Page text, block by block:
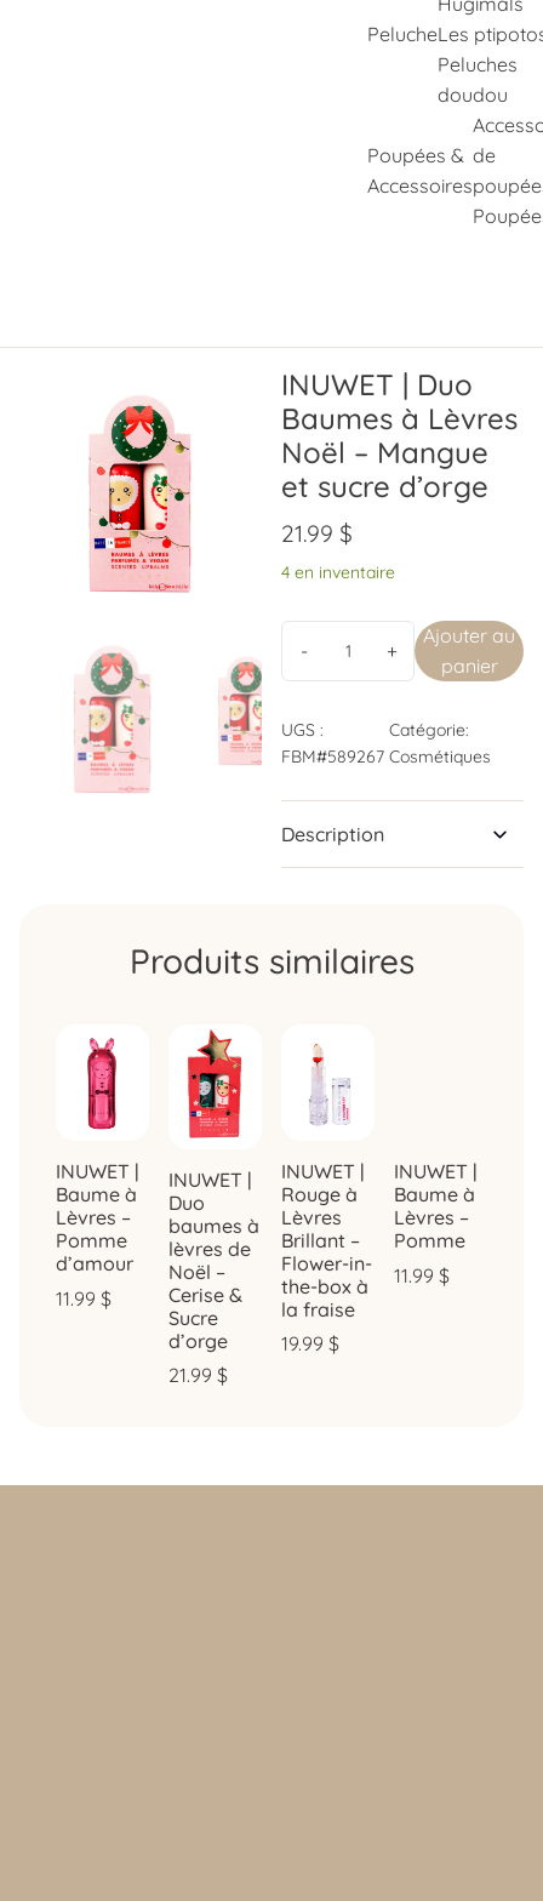
PelucheLes
Peluches
doudou
Poupées &
Accessoires
de
INUWET | Duo
Baumes à Lèvres
Noël – Mangue
et sucre d’orge
21.99$
4 en inventaire
Ajouter au
panier
UGS :
FBM#589267
Catégorie:
Cosmétiques
Description
Produits similaires
INUWET |
Baume à
Lèvres –
Pomme
d’amour
11.99 $
INUWET |
Duo
baumes à
lèvres de
Noël –
Cerise &
Sucre
d’orge
21.99 $
INUWET |
Rouge à
Lèvres
Brillant –
Flower-in-
the-box à
la fraise
19.99 $
INUWET |
Baume à
Lèvres –
Pomme
11.99 $